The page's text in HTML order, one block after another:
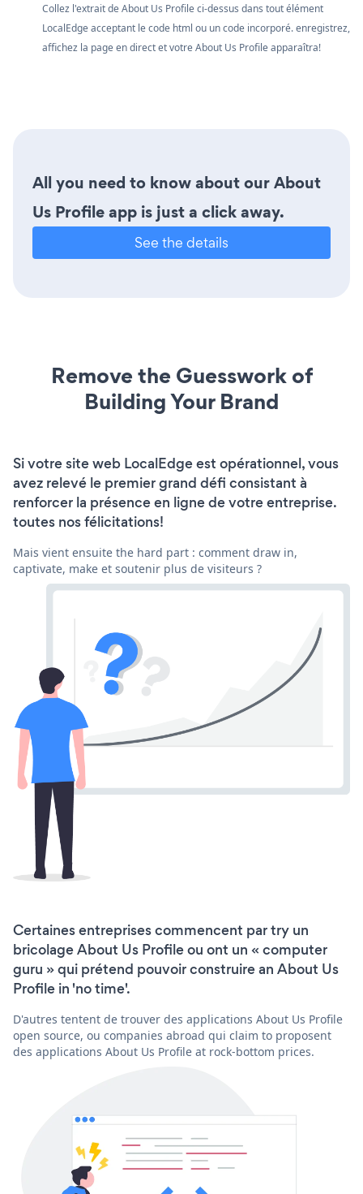
Collez l'extrait de About Us Profile ci-dessus dans tout élément
LocalEdge acceptant le code html ou un code incorporé. enregistrez,
affichez la page en direct et votre About Us Profile apparaîtra!
All you need to know about our About
Us Profile app is just a click away.
See the details
Remove the Guesswork of
Building Your Brand
Si votre site web LocalEdge est opérationnel, vous
avez relevé le premier grand défi consistant à
renforcer la présence en ligne de votre entreprise.
toutes nos félicitations!
Mais vient ensuite the hard part : comment draw in,
captivate, make et soutenir plus de visiteurs ?
Certaines entreprises commencent par try un
bricolage About Us Profile ou ont un « computer
guru » qui prétend pouvoir construire an About Us
Profile in 'no time'.
D'autres tentent de trouver des applications About Us Profile
open source, ou companies abroad qui claim to proposent
des applications About Us Profile at rock-bottom prices.